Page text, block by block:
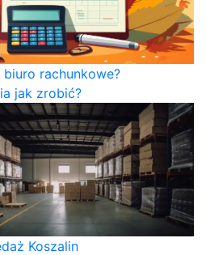
rachunkowe?
jak zrobić?
Koszalin